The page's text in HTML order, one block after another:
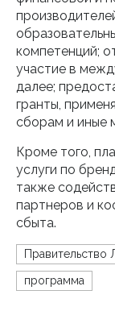
компетенций;
участие в
далее;
гранты,
сборам и иные
Кроме того,
услуги по
также
партнеров и
сбыта.
Правительство
программа